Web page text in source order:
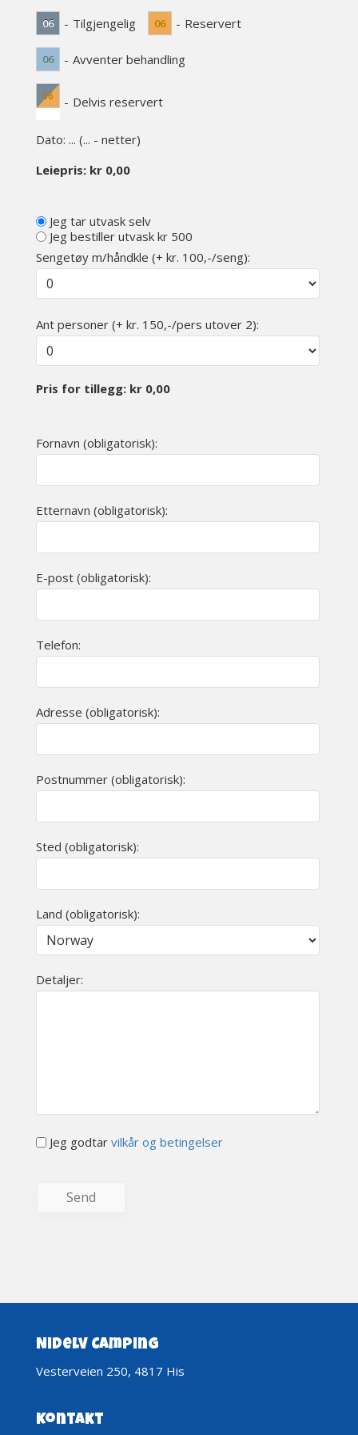
06 - Tilgjengelig 06 - Reservert
06 - Avventer behandling
06 - Delvis reservert
Dato: ... (... - netter)
Leiepris: kr0,00
Jeg tar utvask selv
Jeg bestiller utvask kr 500
Sengetøy m/håndkle (+ kr. 100,-/seng):
Ant personer (+ kr. 150,-/pers utover 2):
Pris for tillegg: kr0,00
Fornavn (obligatorisk):
Etternavn (obligatorisk):
E-post (obligatorisk):
Telefon:
Adresse (obligatorisk):
Postnummer (obligatorisk):
Sted (obligatorisk):
Land (obligatorisk):
Detaljer:
Jeg godtar vilkår og betingelser
Nidelv Camping
Vesterveien 250, 4817 His
Kontakt